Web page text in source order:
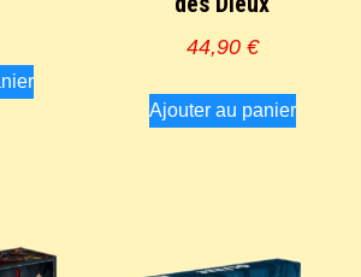
44,90 €
Ajouter au panier